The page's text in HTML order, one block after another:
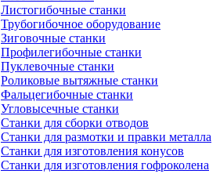
Листогибочные станки
Трубогибочное оборудование
Зиговочные станки
Профилегибочные станки
Пуклевочные станки
Роликовые вытяжные станки
Фальцегибочные станки
Угловысечные станки
Станки для сборки отводов
Станки для размотки и правки металла
Станки для изготовления конусов
Станки для изготовления гофроколена